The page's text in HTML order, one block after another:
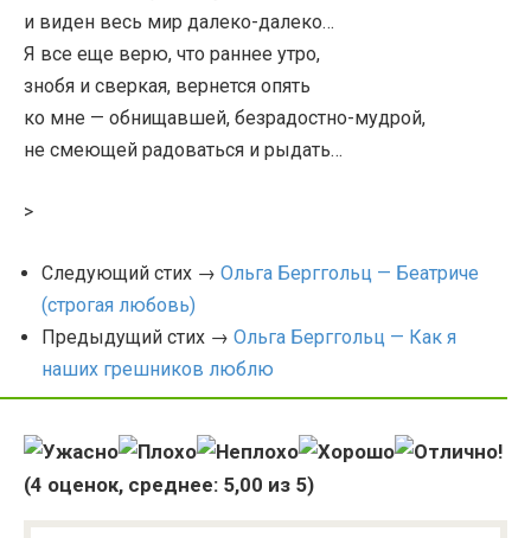
и виден весь мир далеко-далеко…
Я все еще верю, что раннее утро,
знобя и сверкая, вернется опять
ко мне — обнищавшей, безрадостно-мудрой,
не смеющей радоваться и рыдать…
>
Следующий стих → Ольга Берггольц — Беатриче
(строгая любовь)
Предыдущий стих → Ольга Берггольц — Как я
наших грешников люблю
(4 оценок, среднее: 5,00 из 5)